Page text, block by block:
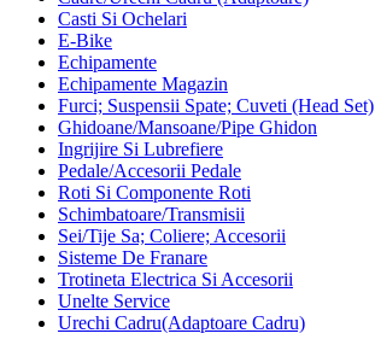
Casti Si Ochelari
E-Bike
Echipamente
Echipamente Magazin
Furci; Suspensii Spate; Cuveti (Head Set)
Ghidoane/Mansoane/Pipe Ghidon
Ingrijire Si Lubrefiere
Pedale/Accesorii Pedale
Roti Si Componente Roti
Schimbatoare/Transmisii
Sei/Tije Sa; Coliere; Accesorii
Sisteme De Franare
Trotineta Electrica Si Accesorii
Unelte Service
Urechi Cadru(Adaptoare Cadru)